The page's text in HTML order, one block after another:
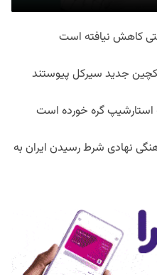
کاهش نیافته است
جدید سیرکل پیوستند
گره خورده است
نهادی شرط رسیدن ایران به